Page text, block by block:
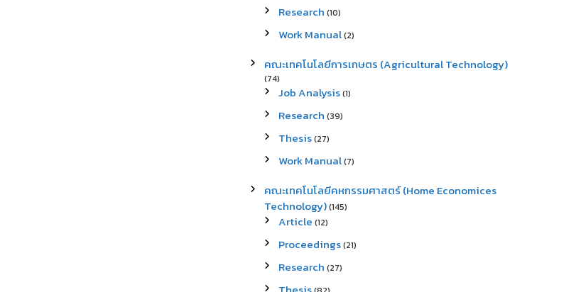
Research (10)
Work Manual(2)
คณะเทคโนโลยีการเกษตร (Agricultural Technology)
(74)
Job Analysis(1)
Research (39)
Thesis(27)
Work Manual(7)
คณะเทคโนโลยีคหกรรมศาสตร์ (Home Economices
Technology)(145)
Article (12)
Proceedings(21)
Research (27)